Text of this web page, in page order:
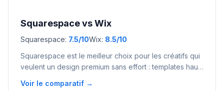
SquarespacevsWix
Squarespace: 7.5/10Wix: 8.5/10
Squarespace est le meilleur choix pour les créatifs qui
veulent un design premium sans effort : templates haut
préférable pour les débutants qui veulent plus de
Voir le comparatif →